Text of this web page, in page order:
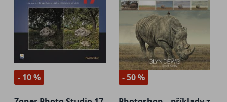
- 10 % - 50 %